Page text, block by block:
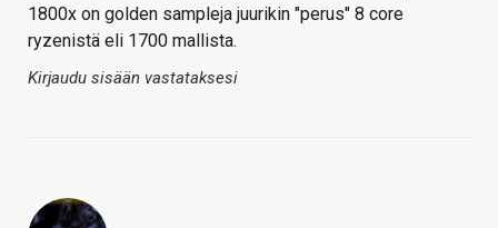
1800x on golden sampleja juurikin "perus" 8 core
ryzenistä eli 1700 mallista.
Kirjaudu sisään vastataksesi